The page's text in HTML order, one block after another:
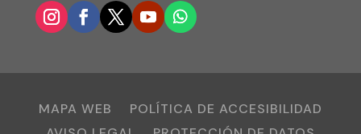
MAPA WEB
POLÍTICA DE ACCESIBILIDAD